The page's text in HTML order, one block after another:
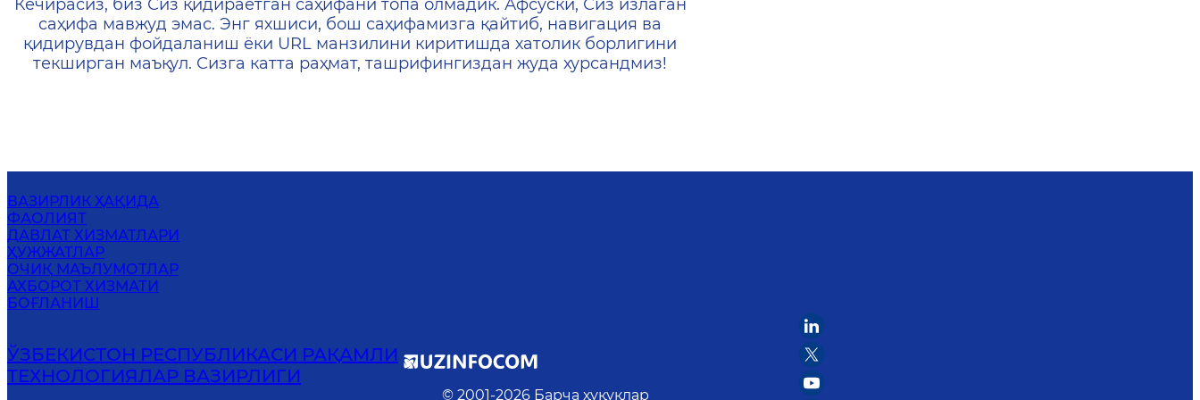
Кечирасиз, биз Сиз қидираётган саҳифани топа олмадик. Афсуски, Сиз излаган
саҳифа мавжуд эмас. Энг яхшиси, бош саҳифамизга қайтиб, навигация ва
қидирувдан фойдаланиш ёки URL манзилини киритишда хатолик борлигини
текширган маъқул. Сизга катта раҳмат, ташрифингиздан жуда хурсандмиз!
ВАЗИРЛИК ҲАҚИДА
ФАОЛИЯТ
ДАВЛАТ ХИЗМАТЛАРИ
ҲУЖЖАТЛАР
ОЧИҚ МАЪЛУМОТЛАР
АХБОРОТ ХИЗМАТИ
БОҒЛАНИШ
ЎЗБЕКИСТОН РЕСПУБЛИКАСИ РАҚАМЛИ
ТЕХНОЛОГИЯЛАР ВАЗИРЛИГИ
© 2001-2026 Барча ҳуқуқлар